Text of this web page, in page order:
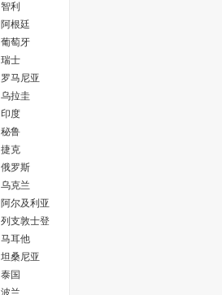
智利
阿根廷
葡萄牙
瑞士
罗马尼亚
乌拉圭
印度
秘鲁
捷克
俄罗斯
乌克兰
阿尔及利亚
列支敦士登
马耳他
坦桑尼亚
泰国
波兰